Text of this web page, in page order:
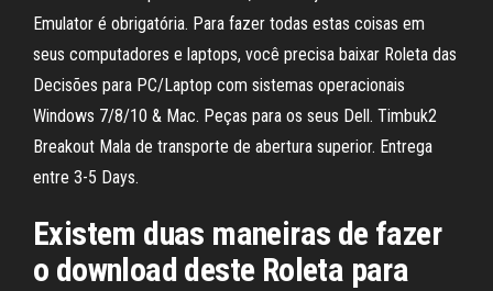
Emulator é obrigatória. Para fazer todas estas coisas em
seus computadores e laptops, você precisa baixar Roleta das
Decisões para PC/Laptop com sistemas operacionais
Windows 7/8/10 & Mac. Peças para os seus Dell. Timbuk2
Breakout Mala de transporte de abertura superior. Entrega
entre 3-5 Days.
Existem duas maneiras de fazer
o download deste Roleta para